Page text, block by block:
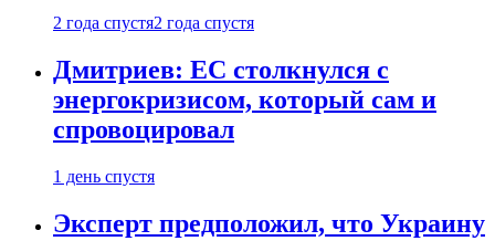
2 года спустя2 года спустя
Дмитриев: ЕС столкнулся с
энергокризисом, который сам и
спровоцировал
1 день спустя
Эксперт предположил, что Украину